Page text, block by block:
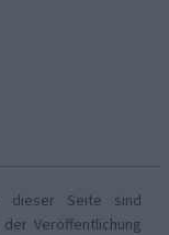
dieser Seite sind
Veröffentlichung